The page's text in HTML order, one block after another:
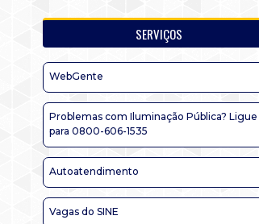
SERVIÇOS
WebGente
Problemas com Iluminação Pública? Ligue
para 0800-606-1535
Autoatendimento
Vagas do SINE